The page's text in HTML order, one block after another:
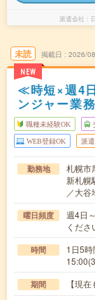
派遣会社
未読
NEW
掲載日 2026/
≪時短×週4
ンジャー業
職種未経験OK
WEB登録OK 派遣
勤務地
札幌市
新札幌
／大
曜日頻度
週4日
くださ
時間
1日5
期間 【現